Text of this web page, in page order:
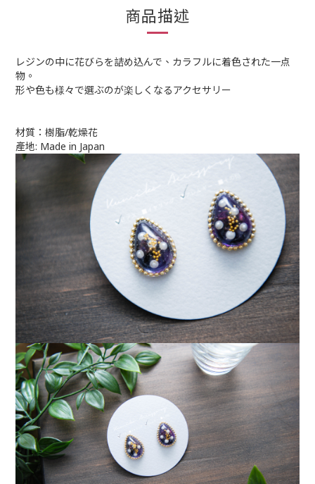
商品描述
レジンの中に花びらを詰め込んで、カラフルに着色された一点
物。
形や色も様々で選ぶのが楽しくなるアクセサリー
材質：樹脂/乾燥花
產地: Made in Japan